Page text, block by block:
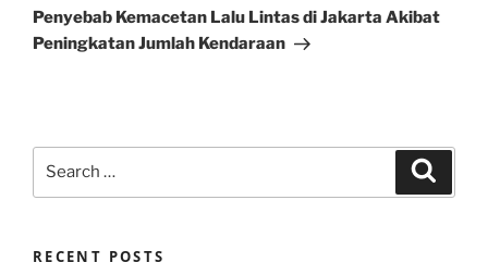
Post
Penyebab Kemacetan Lalu Lintas di Jakarta Akibat
Peningkatan Jumlah Kendaraan
RECENT POSTS